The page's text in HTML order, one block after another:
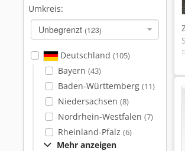
Umkreis:
Unbegrenzt (123)
Deutschland (105)
Bayern (43)
Baden-Württemberg (11)
Niedersachsen (8)
Nordrhein-Westfalen (7)
Rheinland-Pfalz (6)
Mehr anzeigen